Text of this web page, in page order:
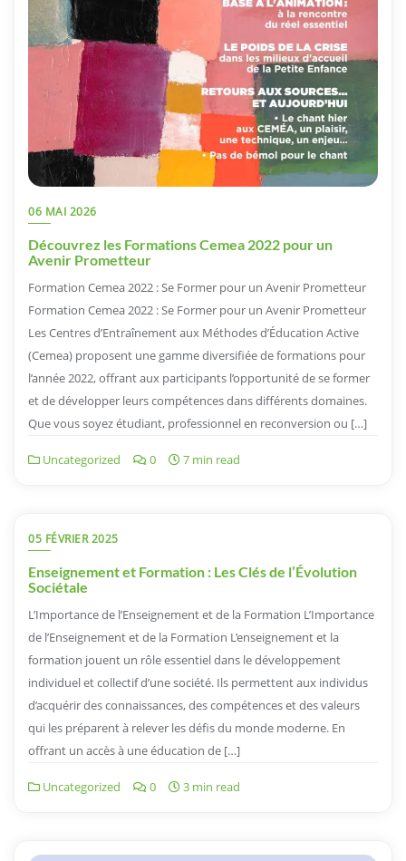
06 MAI 2026
Découvrez les Formations Cemea 2022 pour un
Avenir Prometteur
Formation Cemea 2022 : Se Former pour un Avenir Prometteur
Formation Cemea 2022 : Se Former pour un Avenir Prometteur
Les Centres d’Entraînement aux Méthodes d’Éducation Active
(Cemea) proposent une gamme diversifiée de formations pour
l’année 2022, offrant aux participants l’opportunité de se former
et de développer leurs compétences dans différents domaines.
Que vous soyez étudiant, professionnel en reconversion ou […]
Uncategorized 0 7 min read
05 FÉVRIER 2025
Enseignement et Formation : Les Clés de l’Évolution
Sociétale
L’Importance de l’Enseignement et de la Formation L’Importance
de l’Enseignement et de la Formation L’enseignement et la
formation jouent un rôle essentiel dans le développement
individuel et collectif d’une société. Ils permettent aux individus
d’acquérir des connaissances, des compétences et des valeurs
qui les préparent à relever les défis du monde moderne. En
offrant un accès à une éducation de […]
Uncategorized 0 3 min read